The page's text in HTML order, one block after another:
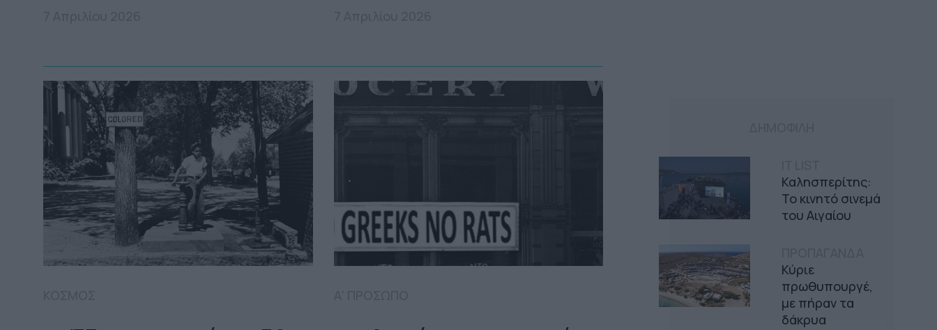
Καλησπερίτης:
Το κινητό σινεμά
του Αιγαίου
Κύριε
πρωθυπουργέ,
με πήραν τα
δάκρυα